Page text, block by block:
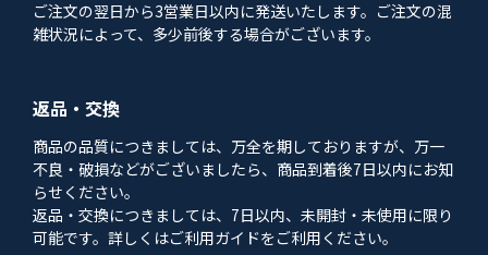
ご注文の翌日から3営業日以内に発送いたします。ご注文の混
雑状況によって、多少前後する場合がございます。
返品・交換
商品の品質につきましては、万全を期しておりますが、万一
不良・破損などがございましたら、商品到着後7日以内にお知
らせください。
返品・交換につきましては、7日以内、未開封・未使用に限り
可能です。詳しくはご利用ガイドをご利用ください。